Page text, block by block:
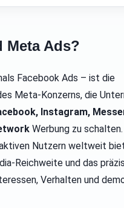
Meta Ads?
Facebook Ads – ist die
Meta-Konzerns, die
Instagram,
Werbung zu
Nutzern weltweit
Reichweite und das
Verhalten und